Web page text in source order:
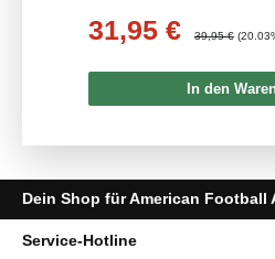
Verkaufspreis:
31,95 € 39,95 €
In den
Dein Shop für American Football
Service-Hotline